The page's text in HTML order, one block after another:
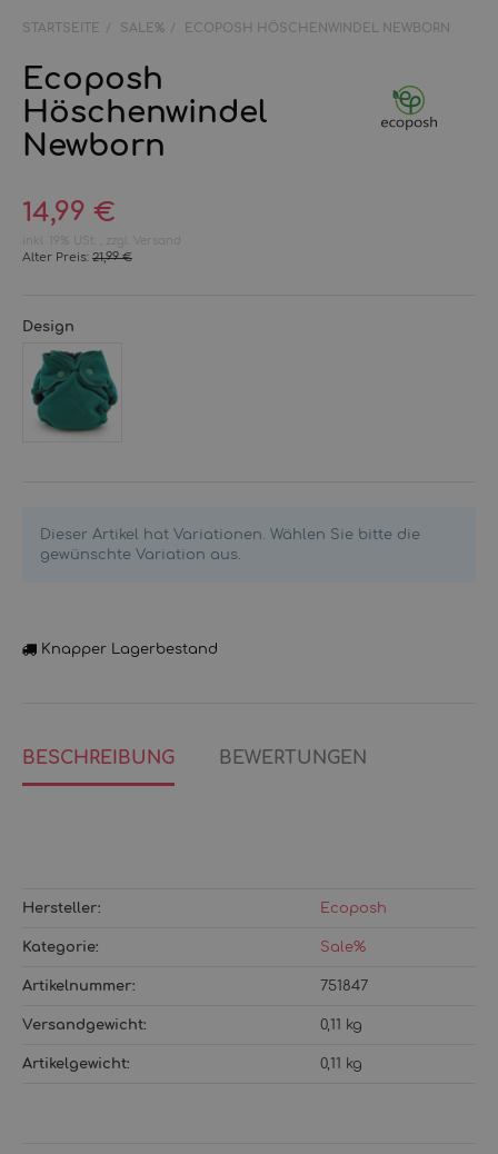
STARTSEITE SALE% ECOPOSH HÖSCHENWINDEL NEWBORN
Ecoposh
Höschenwindel
Newborn
14,99 €
inkl. 19% USt. , zzgl. Versand
Alter Preis: 21,99 €
Design
Dieser Artikel hat Variationen. Wählen Sie bitte die
gewünschte Variation aus.
Knapper Lagerbestand
BESCHREIBUNG BEWERTUNGEN
Hersteller: Ecoposh
Kategorie: Sale%
Artikelnummer: 751847
Versandgewicht‍: 0,11 kg
Artikelgewicht‍: 0,11 kg